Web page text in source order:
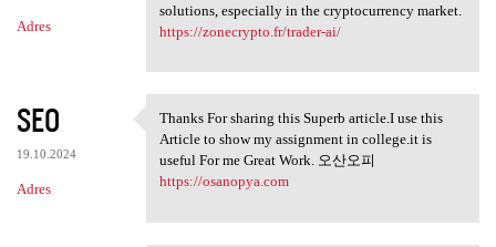
Adres
solutions, especially in the cryptocurrency market.
https://zonecrypto.fr/trader-ai/
SEO
19.10.2024
Adres
Thanks For sharing this
Thanks For sharing this Superb article.I use this
Article to show my assignment in college.it is
useful For me Great Work. 오산오피
https://osanopya.com